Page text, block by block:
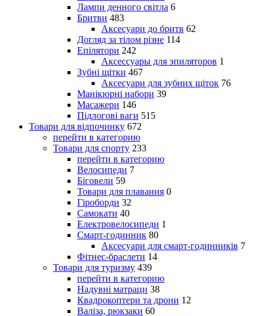
Лампи денного світла 6
Бритви 483
Аксесуари до бритв 62
Догляд за тілом різне 114
Епілятори 242
Аксессуары для эпиляторов 1
Зубні щітки 467
Аксесуари для зубних щіток 76
Манікюрні набори 39
Масажери 146
Підлогові ваги 515
Товари для відпочинку 672
перейти в категорию
Товари для спорту 233
перейти в категорию
Велосипеди 7
Біговели 59
Товари для плавання 0
Гіроборди 32
Самокати 40
Електровелосипеди 1
Смарт-годинник 80
Аксесуари для смарт-годинників 7
Фітнес-браслети 14
Товари для туризму 439
перейти в категорию
Надувні матраци 38
Квадрокоптери та дрони 12
Валіза, рюкзаки 60